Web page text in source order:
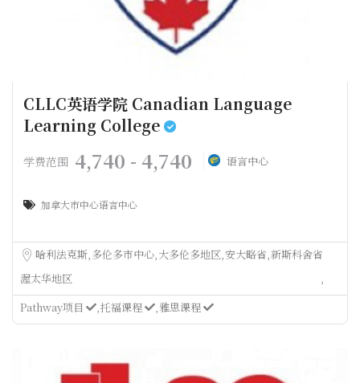
CLLC英语学院 Canadian Language
Learning College
学费范围 4,740 - 4,740 语言中心
加拿大市中心语言中心
哈利法克斯 多伦多市中心 大多伦多地区 安大略省 新斯科舍省
渥太华地区
Pathway项目
托福课程 雅思课程